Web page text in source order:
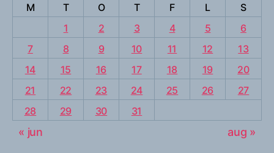
M
T O T F L
S
1
2 3 4 5
6
7
8 9 10 11 12
13
14
15 16 17 18 19
20
21
22 23 24 25 26
27
28
29 30 31
« jun aug »